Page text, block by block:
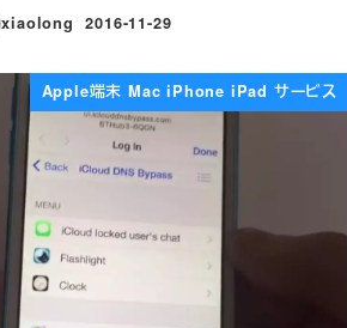
xiaolong
投稿日
2016-11-29
Apple端末 Mac iPhone iPad サービス